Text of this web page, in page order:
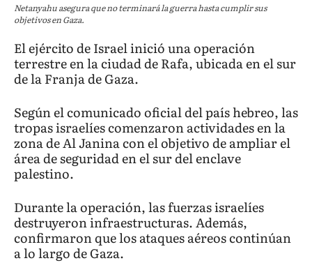
Netanyahu asegura que no terminará la guerra hasta cumplir sus
objetivos en Gaza.
El ejército de Israel inició una operación
terrestre en la ciudad de Rafa, ubicada en el sur
de la Franja de Gaza.
Según el comunicado oficial del país hebreo, las
tropas israelíes comenzaron actividades en la
zona de Al Janina con el objetivo de ampliar el
área de seguridad en el sur del enclave
palestino.
Durante la operación, las fuerzas israelíes
destruyeron infraestructuras. Además,
confirmaron que los ataques aéreos continúan
a lo largo de Gaza.